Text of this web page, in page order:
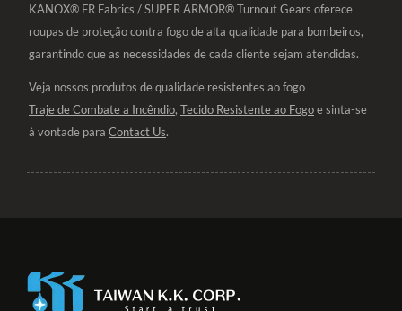
KANOX® FR Fabrics / SUPER ARMOR® Turnout Gears oferece
roupas de proteção contra fogo de alta qualidade para bombeiros,
garantindo que as necessidades de cada cliente sejam atendidas.
Veja nossos produtos de qualidade resistentes ao fogo
Traje de Combate a Incêndio, Tecido Resistente ao Fogoe sinta-se
à vontade para Contact Us.